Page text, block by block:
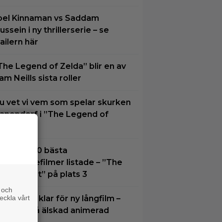
Kinnaman vs Saddam
i ny thrillerserie – se
här
Legend of Zelda” blir en av
Neills sista roller
vet vi vem som spelar skurken
i ”The Legend of
30 bästa
listade – ”The
Knight” på plats 3
Carrey klar för ny långfilm –
på älskad animerad
vårt